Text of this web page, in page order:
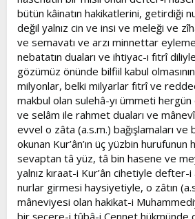
bütün kâinatın hakikatlerini, getirdiği
değil yalnız cin ve insi ve meleği ve
ve semavatı ve arzı minnettar
nebatatın duaları ve ihtiyac-ı fıtrî
gözümüz önünde bilfiil kabul
milyonlar, belki milyarlar fıtrî ve
makbul olan sulehâ-yı ümmeti
ve selâm ile rahmet duaları ve mânevî
evvel o zâta (a.s.m.) bağışlamaları
okunan Kur’ân’ın üç yüzbin
sevaptan tâ yüz, tâ bin hasene ve
yalnız kıraat-i Kur’ân cihetiyle defter-i
nurlar girmesi haysiyetiyle, o zâtın
mâneviyesi olan hakikat-i
bir şecere-i tûbâ-i Cennet hükmünde